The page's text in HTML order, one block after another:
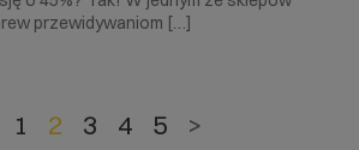
przewidywaniom […]
1 2 3 4 5 >